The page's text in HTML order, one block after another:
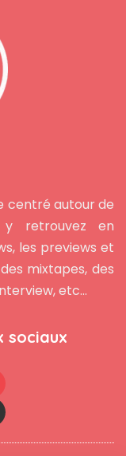
centré autour de
y retrouvez en
les previews et
mixtapes, des
etc...
sociaux